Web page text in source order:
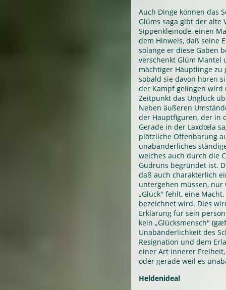
Auch Dinge können das
Glúms saga gibt der alte
Sippenkleinode, einen
dem Hinweis, daß seine
solange er diese Gaben
verschenkt Glúm Mantel
mächtiger Häuptlinge zu
sobald sie davon hören
der Kampf gelingen
Zeitpunkt das Unglück
Neben äußeren
der Hauptfiguren, der in
Gerade in der Laxdœla
plötzliche Offenbarung
unabänderliches
welches auch durch die
Gudruns begründet ist.
daß auch charakterlich
untergehen müssen,
„Glück" fehlt, eine
bezeichnet wird. Dies
Erklärung für sein
kein „Glücksmensch"
Unabänderlichkeit des
Resignation und dem
einer Art innerer
oder gerade weil es
Heldenideal